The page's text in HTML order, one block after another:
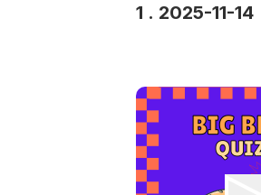
1 . 2025-11-14